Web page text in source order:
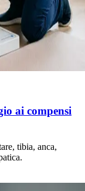
ai compensi
tibia, anca,